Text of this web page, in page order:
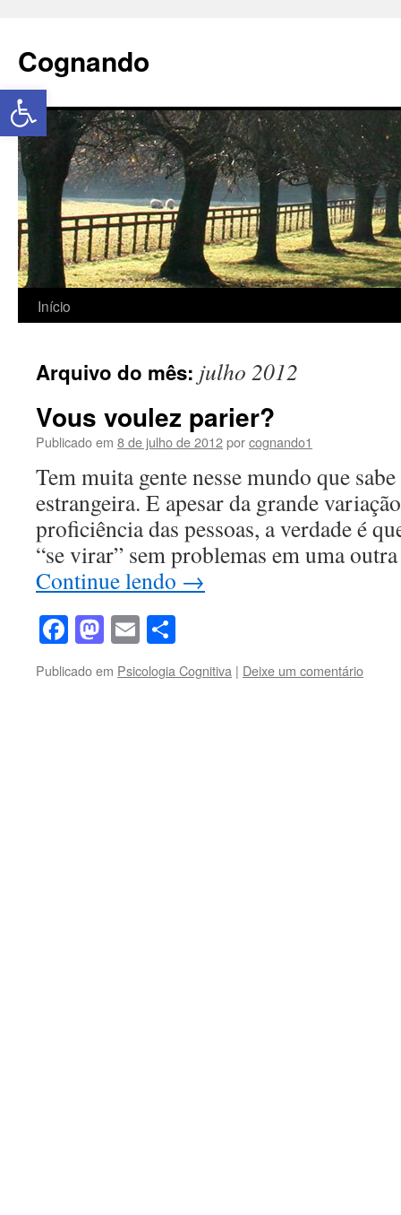
Abrir a barra de ferramentas
Cognando
Início
Arquivo do mês: julho 2012
Vous voulez parier?
Publicado em 8 de julho de 2012porcognando1
Tem muita gente nesse mundo que
estrangeira. E apesar da grande
proficiência das pessoas, a verdade é
“se virar” sem problemas em uma
Continue lendo →
Facebook
Mastodon
Email
Publicado em Psicologia Cognitiva | Deixe um comentário